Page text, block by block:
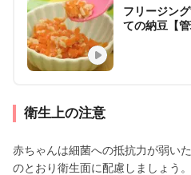
フリージン
ての納豆【管
衛生上の注意
赤ちゃんは細菌への抵抗力が弱い
のとおり衛生面に配慮しましょう。